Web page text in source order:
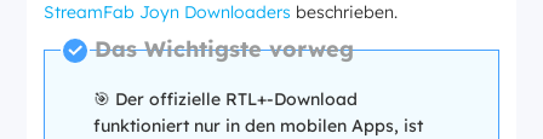
StreamFab Joyn Downloaders beschrieben.
Das Wichtigste vorweg
🎯 Der offizielle RTL+-Download
funktioniert nur in den mobilen Apps, ist